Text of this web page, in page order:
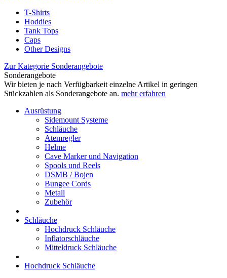
T-Shirts
Hoddies
Tank Tops
Caps
Other Designs
Zur Kategorie Sonderangebote
Sonderangebote
Wir bieten je nach Verfügbarkeit einzelne Artikel in geringen
Stückzahlen als Sonderangebote an. mehr erfahren
Ausrüstung
Sidemount Systeme
Schläuche
Atemregler
Helme
Cave Marker und Navigation
Spools und Reels
DSMB / Bojen
Bungee Cords
Metall
Zubehör
Schläuche
Hochdruck Schläuche
Inflatorschläuche
Mitteldruck Schläuche
Hochdruck Schläuche